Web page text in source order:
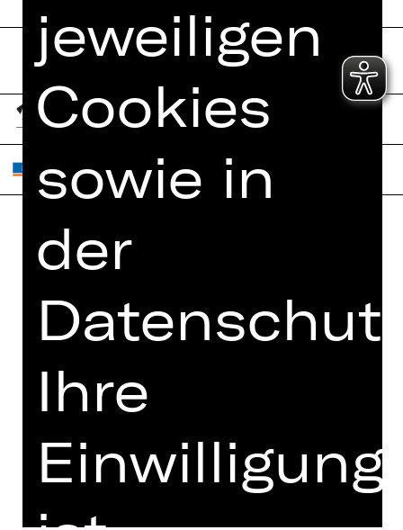
Home
Künstler*innen
Newsletter
Kartenkauf
Abos 26/27
Kontakt
ZVB/L
AGB
Cookies
jeweiligen
Cookies
sowie in
der
Ihre
Einwilligung